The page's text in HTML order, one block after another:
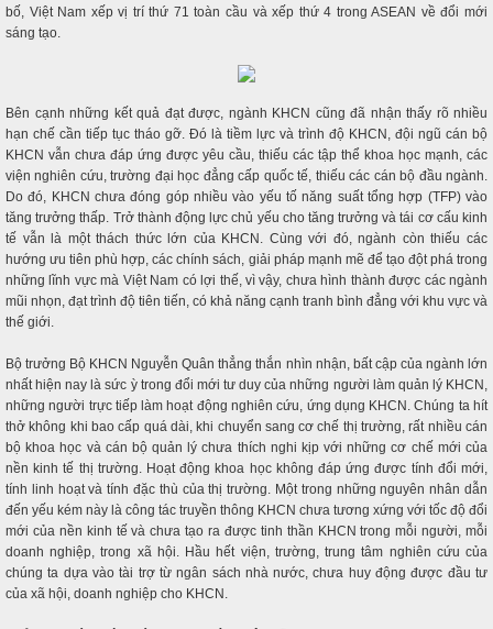
bố, Việt Nam xếp vị trí thứ 71 toàn cầu và xếp thứ 4 trong ASEAN về đổi mới
sáng tạo.
Bên cạnh những kết quả đạt được, ngành KHCN cũng đã nhận thấy rõ nhiều
hạn chế cần tiếp tục tháo gỡ. Đó là tiềm lực và trình độ KHCN, đội ngũ cán bộ
KHCN vẫn chưa đáp ứng được yêu cầu, thiếu các tập thể khoa học mạnh, các
viện nghiên cứu, trường đại học đẳng cấp quốc tế, thiếu các cán bộ đầu ngành.
Do đó, KHCN chưa đóng góp nhiều vào yếu tố năng suất tổng hợp (TFP) vào
tăng trưởng thấp. Trở thành động lực chủ yếu cho tăng trưởng và tái cơ cấu kinh
tế vẫn là một thách thức lớn của KHCN. Cùng với đó, ngành còn thiếu các
hướng ưu tiên phù hợp, các chính sách, giải pháp mạnh mẽ để tạo đột phá trong
những lĩnh vực mà Việt Nam có lợi thế, vì vậy, chưa hình thành được các ngành
mũi nhọn, đạt trình độ tiên tiến, có khả năng cạnh tranh bình đẳng với khu vực và
thế giới.
Bộ trưởng Bộ KHCN Nguyễn Quân thẳng thắn nhìn nhận, bất cập của ngành lớn
nhất hiện nay là sức ỳ trong đổi mới tư duy của những người làm quản lý KHCN,
những người trực tiếp làm hoạt động nghiên cứu, ứng dụng KHCN. Chúng ta hít
thở không khi bao cấp quá dài, khi chuyển sang cơ chế thị trường, rất nhiều cán
bộ khoa học và cán bộ quản lý chưa thích nghi kịp với những cơ chế mới của
nền kinh tế thị trường. Hoạt động khoa học không đáp ứng được tính đổi mới,
tính linh hoạt và tính đặc thù của thị trường. Một trong những nguyên nhân dẫn
đến yếu kém này là công tác truyền thông KHCN chưa tương xứng với tốc độ đổi
mới của nền kinh tế và chưa tạo ra được tinh thần KHCN trong mỗi người, mỗi
doanh nghiệp, trong xã hội. Hầu hết viện, trường, trung tâm nghiên cứu của
chúng ta dựa vào tài trợ từ ngân sách nhà nước, chưa huy động được đầu tư
của xã hội, doanh nghiệp cho KHCN.